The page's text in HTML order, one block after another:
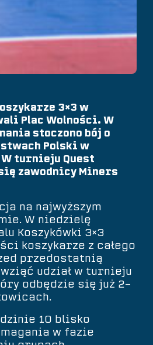
3×3 w
Plac Wolności. W
stoczono bój o
Polski w
turnieju Quest
zawodnicy Miners
na najwyższym
W niedzielę
Koszykówki 3×3
koszykarze z całego
przedostatnią
udział w turnieju
odbędzie się już 2-
10 blisko
w fazie